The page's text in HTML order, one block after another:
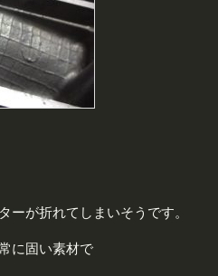
ーが折れてしまいそうです。
に固い素材で